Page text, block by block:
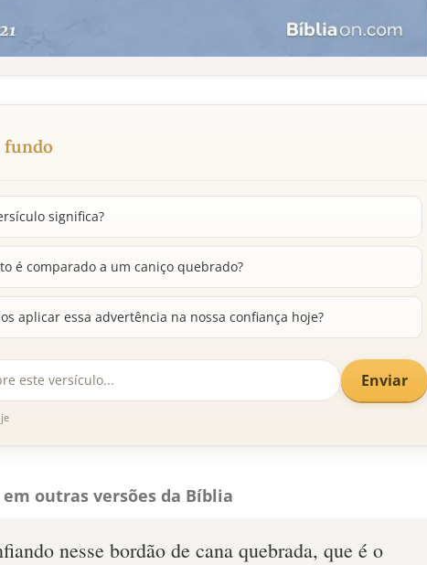
fundo
significa?
é comparado a um caniço quebrado?
aplicar essa advertência na nossa confiança hoje?
Enviar
outras versões da Bíblia
nesse bordão de cana quebrada, que é o